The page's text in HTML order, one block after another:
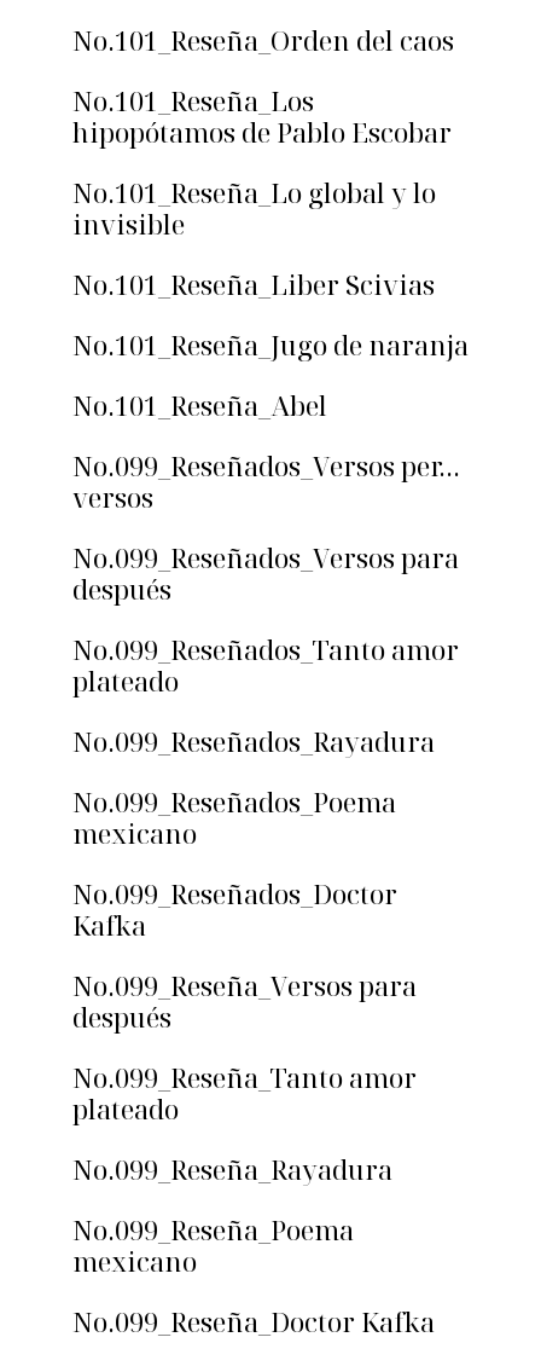
No.101_Reseña_Orden del caos
No.101_Reseña_Los
hipopótamos de Pablo Escobar
No.101_Reseña_Lo global y lo
invisible
No.101_Reseña_Liber Scivias
No.101_Reseña_Jugo de naranja
No.101_Reseña_Abel
No.099_Reseñados_Versos per…
versos
No.099_Reseñados_Versos para
después
No.099_Reseñados_Tanto amor
plateado
No.099_Reseñados_Rayadura
No.099_Reseñados_Poema
mexicano
No.099_Reseñados_Doctor
Kafka
No.099_Reseña_Versos para
después
No.099_Reseña_Tanto amor
plateado
No.099_Reseña_Rayadura
No.099_Reseña_Poema
mexicano
No.099_Reseña_Doctor Kafka